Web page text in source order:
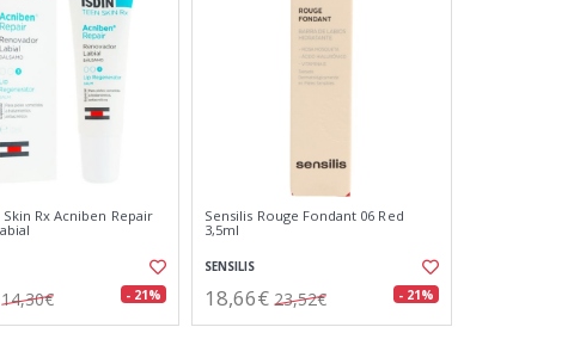
Rx Acniben Repair
14,30€ - 21%
Sensilis Rouge Fondant 06 Red
3,5ml
SENSILIS
18,66€ 23,52€ - 21%